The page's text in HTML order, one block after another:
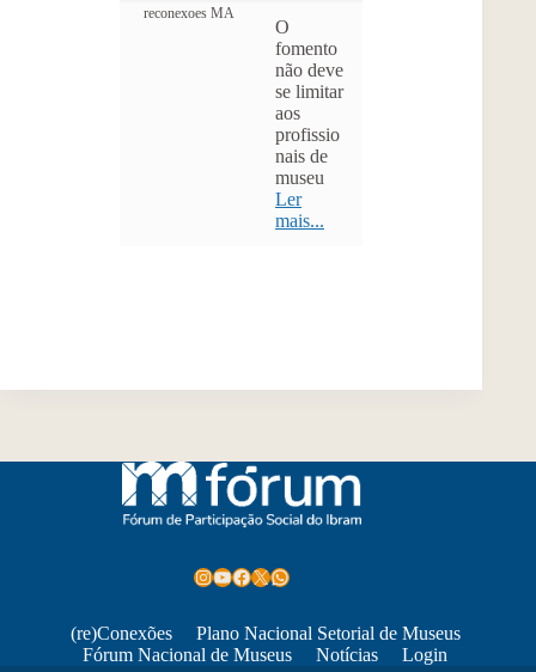
reconexoes MA
O
fomento
não deve
se limitar
aos
profissio
nais de
museu
Ler
mais...
Instagram
Youtube
Facebook
X WhatsApp
(re)Conexões
Plano Nacional Setorial de Museus
Fórum Nacional de Museus
Notícias Login